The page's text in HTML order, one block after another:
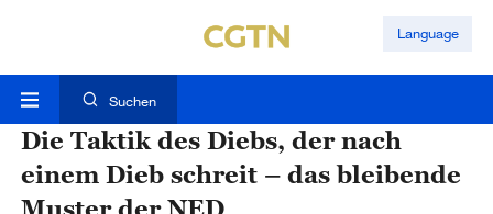
Language
Suchen
Die Taktik des Diebs, der nach
einem Dieb schreit – das bleibende